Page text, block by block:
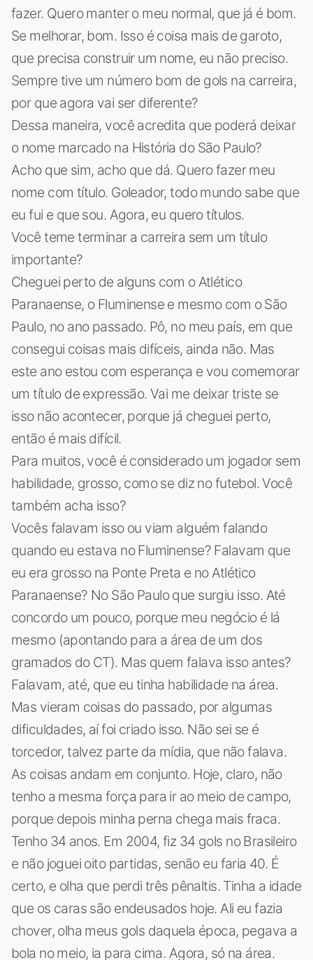
fazer. Quero manter o meu normal, que já é bom.
Se melhorar, bom. Isso é coisa mais de garoto,
que precisa construir um nome, eu não preciso.
Sempre tive um número bom de gols na carreira,
por que agora vai ser diferente?
Dessa maneira, você acredita que poderá deixar
o nome marcado na História do São Paulo?
Acho que sim, acho que dá. Quero fazer meu
nome com título. Goleador, todo mundo sabe que
eu fui e que sou. Agora, eu quero títulos.
Você teme terminar a carreira sem um título
importante?
Cheguei perto de alguns com o Atlético
Paranaense, o Fluminense e mesmo com o São
Paulo, no ano passado. Pô, no meu país, em que
consegui coisas mais difíceis, ainda não. Mas
este ano estou com esperança e vou comemorar
um título de expressão. Vai me deixar triste se
isso não acontecer, porque já cheguei perto,
então é mais difícil.
Para muitos, você é considerado um jogador sem
habilidade, grosso, como se diz no futebol. Você
também acha isso?
Vocês falavam isso ou viam alguém falando
quando eu estava no Fluminense? Falavam que
eu era grosso na Ponte Preta e no Atlético
Paranaense? No São Paulo que surgiu isso. Até
concordo um pouco, porque meu negócio é lá
mesmo (apontando para a área de um dos
gramados do CT). Mas quem falava isso antes?
Falavam, até, que eu tinha habilidade na área.
Mas vieram coisas do passado, por algumas
dificuldades, aí foi criado isso. Não sei se é
torcedor, talvez parte da mídia, que não falava.
As coisas andam em conjunto. Hoje, claro, não
tenho a mesma força para ir ao meio de campo,
porque depois minha perna chega mais fraca.
Tenho 34 anos. Em 2004, fiz 34 gols no Brasileiro
e não joguei oito partidas, senão eu faria 40. É
certo, e olha que perdi três pênaltis. Tinha a idade
que os caras são endeusados hoje. Ali eu fazia
chover, olha meus gols daquela época, pegava a
bola no meio, ia para cima. Agora, só na área.